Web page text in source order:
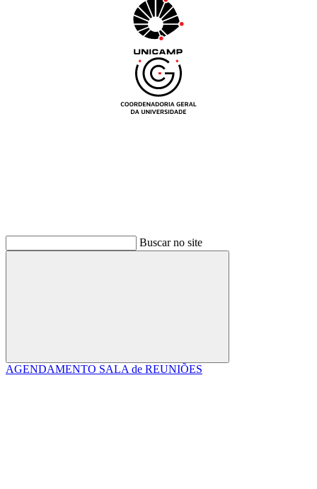
Buscar no site
Buscar
AGENDAMENTO SALA de REUNIÕES